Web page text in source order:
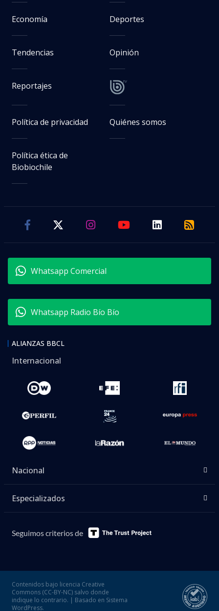
Economía Deportes
Tendencias Opinión
Reportajes
Política de privacidad Quiénes somos
Política ética de
Biobiochile
Whatsapp Comercial
Whatsapp Radio Bío Bío
ALIANZAS BBCL
Internacional
Nacional
Especializados
Seguimos criterios de
Contenidos bajo licencia Creative
Commons (CC-BY-NC) salvo donde
indique lo contrario. | Basado en Sistema
WordPress.